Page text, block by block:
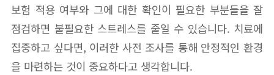
보험 적용 여부와 그에 대한 확인이 필요한 부분들을 잘
점검하면 불필요한 스트레스를 줄일 수 있습니다. 치료에
집중하고 싶다면, 이러한 사전 조사를 통해 안정적인 환경
을 마련하는 것이 중요하다고 생각합니다.